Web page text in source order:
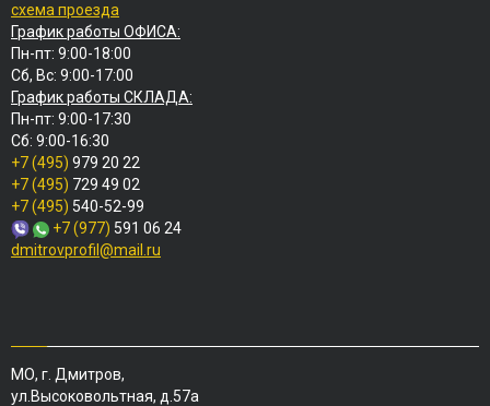
схема проезда
График работы ОФИСА:
Пн-пт: 9:00-18:00
Сб, Вс: 9:00-17:00
График работы СКЛАДА:
Пн-пт: 9:00-17:30
Сб: 9:00-16:30
+7 (495) 979 20 22
+7 (495) 729 49 02
+7 (495) 540-52-99
+7 (977) 591 06 24
dmitrovprofil@mail.ru
МО, г. Дмитров,
ул.Высоковольтная, д.57а